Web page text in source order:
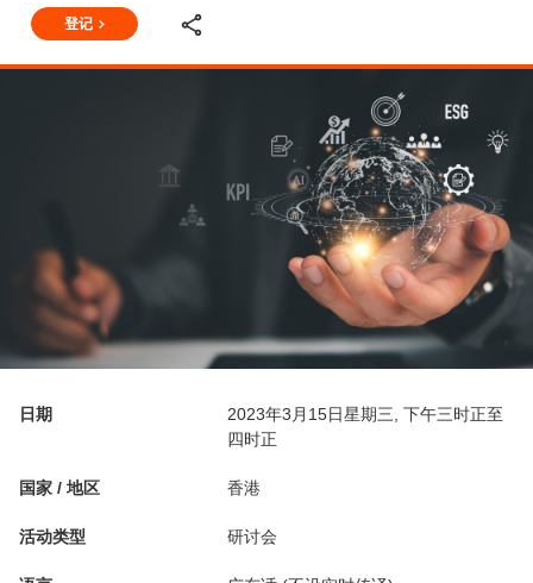
登记
日期
2023年3月15日星期三, 下午三时正至
四时正
国家 / 地区 香港
活动类型 研讨会